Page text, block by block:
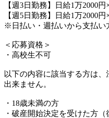
【週3日勤務】日給1万2000
【週5日勤務】日給1万2000
※日払い・週払いから支払い
＜応募資格＞
・高校生不可
以下の内容に該当する方は
出来ません。
・18歳未満の方
・破産開始決定を受けた方（